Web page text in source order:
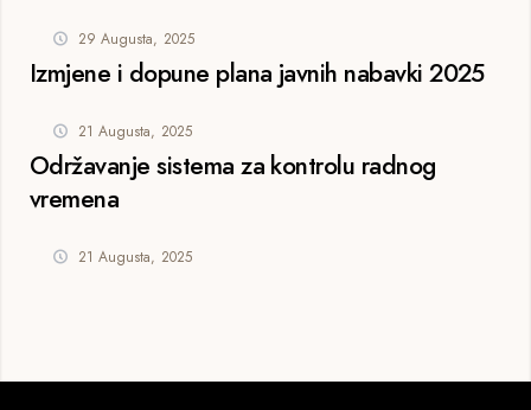
29 Augusta, 2025
Izmjene i dopune plana javnih nabavki 2025
21 Augusta, 2025
Održavanje sistema za kontrolu radnog
vremena
21 Augusta, 2025